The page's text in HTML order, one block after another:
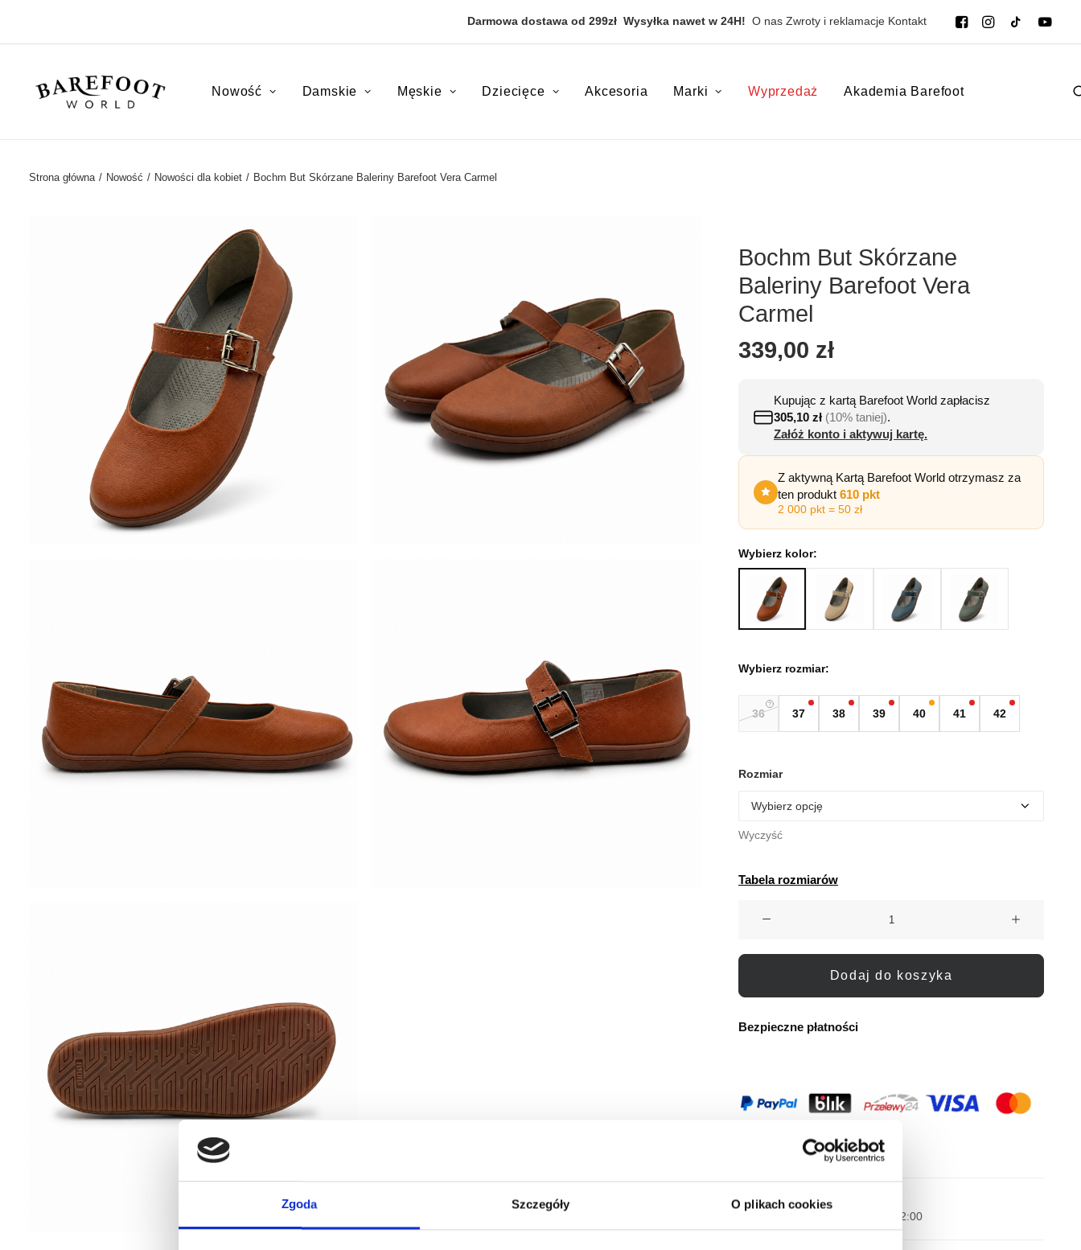
Zgoda Szczegóły O plikach cookies
Darmowa dostawa od 299zł Wysyłka nawet w 24H! O nas Zwroty i reklamacje Kontakt
Nowość Damskie Męskie Dziecięce Akcesoria Marki Wyprzedaż Akademia Barefoot
Strona główna Nowość Nowości dla kobiet Bochm But Skórzane Baleriny Barefoot Vera Carmel
Bochm But Skórzane
Baleriny Barefoot Vera
Carmel
339,00 zł
Kupując z kartą Barefoot World zapłacisz
305,10 zł (10% taniej).
Załóż konto i aktywuj kartę.
Z aktywną Kartą Barefoot World otrzymasz za
ten produkt 610 pkt
2 000 pkt = 50 zł
Wybierz kolor:
Wybierz rozmiar:
36 37 38 39 40 41 42
Rozmiar
Wyczyść
Tabela rozmiarów
Vera
Dodaj do koszyka
Bezpieczne płatności
Wysyłka nawet w 24H!
do 12:00